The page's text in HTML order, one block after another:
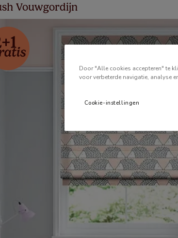
Vouwgordijn
Door "Alle cookies accepteren" te
voor verbeterde navigatie, analyse
Cookie-instellingen